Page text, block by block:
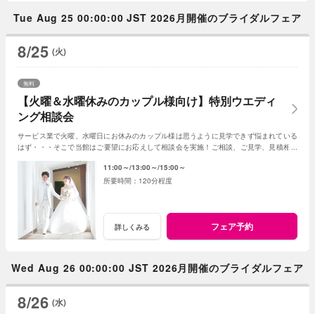
Tue Aug 25 00:00:00 JST 2026月開催のブライダルフェア
8/25 (火)
【火曜＆水曜休みのカップル様向け】特別ウエディ
ング相談会
無料
サービス業で火曜、水曜日にお休みのカップル様は思うように見学できず悩まれている
はず・・・そこで当館はご要望にお応えして相談会を実施！ご相談、ご見学、見積相談
11:00～ 13:00～ 15:00～
120分程度
詳しくみる フェア予約
Wed Aug 26 00:00:00 JST 2026月開催のブライダルフェア
8/26 (水)